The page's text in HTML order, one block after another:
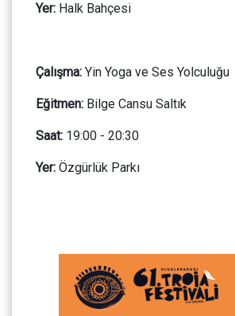
Yer: Halk Bahçesi
Çalışma: Yin Yoga ve Ses Yolculuğu
Eğitmen: Bilge Cansu Saltık
Saat: 19:00 - 20:30
Yer: Özgürlük Parkı